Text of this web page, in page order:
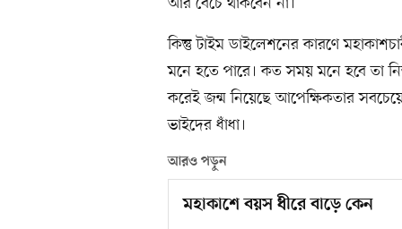
কিন্তু টাইম ডাইলেশনের কারণে
মনে হতে পারে। কত সময় মনে হবে তা
করেই জন্ম নিয়েছে আপেক্ষিকতার
ভাইদের ধাঁধা।
আরও পড়ুন
মহাকাশে বয়স ধীরে বাড়ে কেন